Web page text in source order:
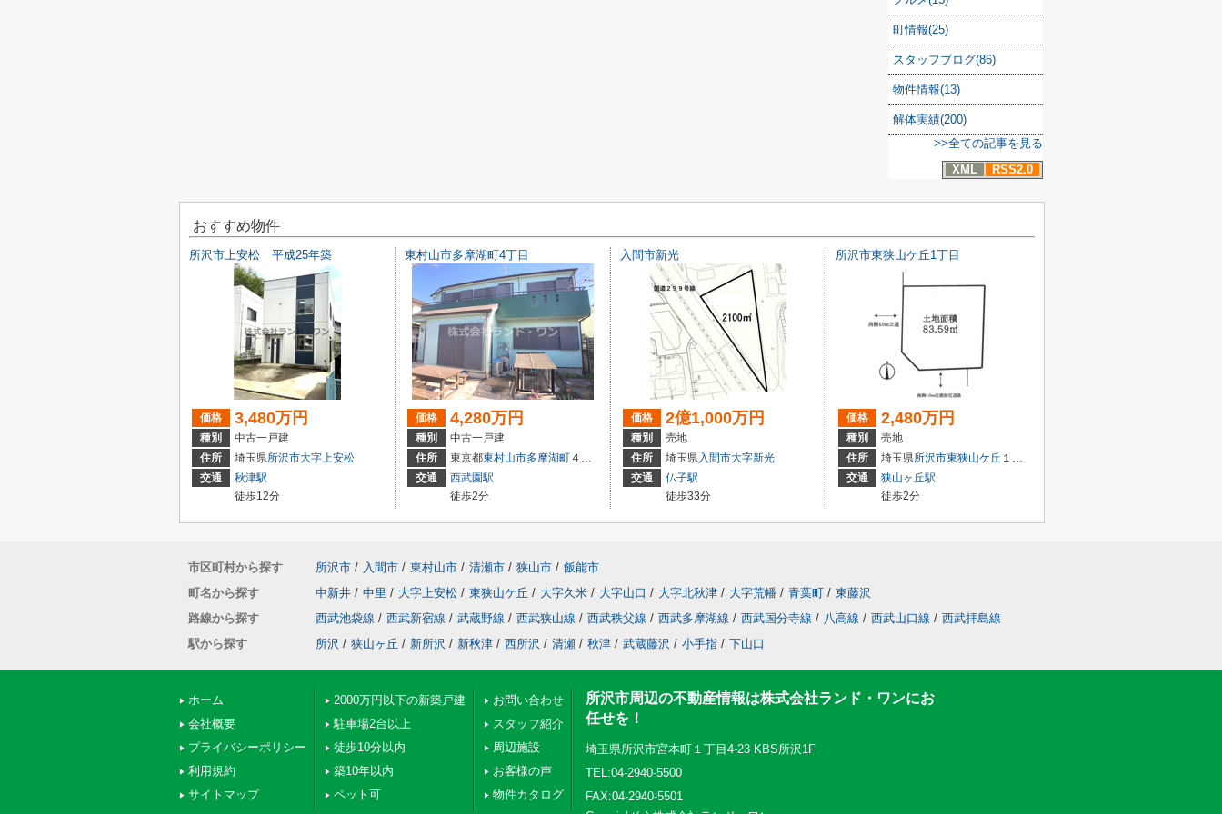
町情報(25)
スタッフブログ(86)
物件情報(13)
解体実績(200)
>>全ての記事を見る
XML
RSS2.0
おすすめ物件
所沢市上安松 平成25年築
価格 3,480万円
種別
中古一戸建
住所
埼玉県所沢市大字上安松
交通
秋津駅
徒歩12分
東村山市多摩湖町4丁目
価格 4,280万円
種別
中古一戸建
住所
東京都東村山市多摩湖町４丁目
交通
西武園駅
徒歩2分
入間市新光
価格 2億1,000万円
種別
売地
住所
埼玉県入間市大字新光
交通
仏子駅
徒歩33分
所沢市東狭山ケ丘1丁目
価格 2,480万円
種別
売地
住所
埼玉県所沢市東狭山ケ丘 １丁目
交通
狭山ヶ丘駅
徒歩2分
市区町村から探す 所沢市 / 入間市 / 東村山市 / 清瀬市 / 狭山市 / 飯能市
町名から探す
中新井 / 中里 / 大字上安松 / 東狭山ケ丘 / 大字久米 / 大字山口 / 大字北秋津 / 大字荒幡 / 青葉町 / 東藤沢
路線から探す
西武池袋線 / 西武新宿線 / 武蔵野線 / 西武狭山線 / 西武秩父線 / 西武多摩湖線 / 西武国分寺線 / 八高線 / 西武山口線 / 西武拝島線
駅から探す
所沢 / 狭山ヶ丘 / 新所沢 / 新秋津 / 西所沢 / 清瀬 / 秋津 / 武蔵藤沢 / 小手指 / 下山口
ホーム
会社概要
プライバシーポリシー
利用規約
サイトマップ
2000万円以下の新築戸建
駐車場2台以上
徒歩10分以内
築10年以内
ペット可
お問い合わせ
スタッフ紹介
周辺施設
お客様の声
物件カタログ
所沢市周辺の不動産情報は株式会社ランド・ワンにお
任せを！
埼玉県所沢市宮本町１丁目4-23 KBS所沢1F
TEL:04-2940-5500
FAX:04-2940-5501